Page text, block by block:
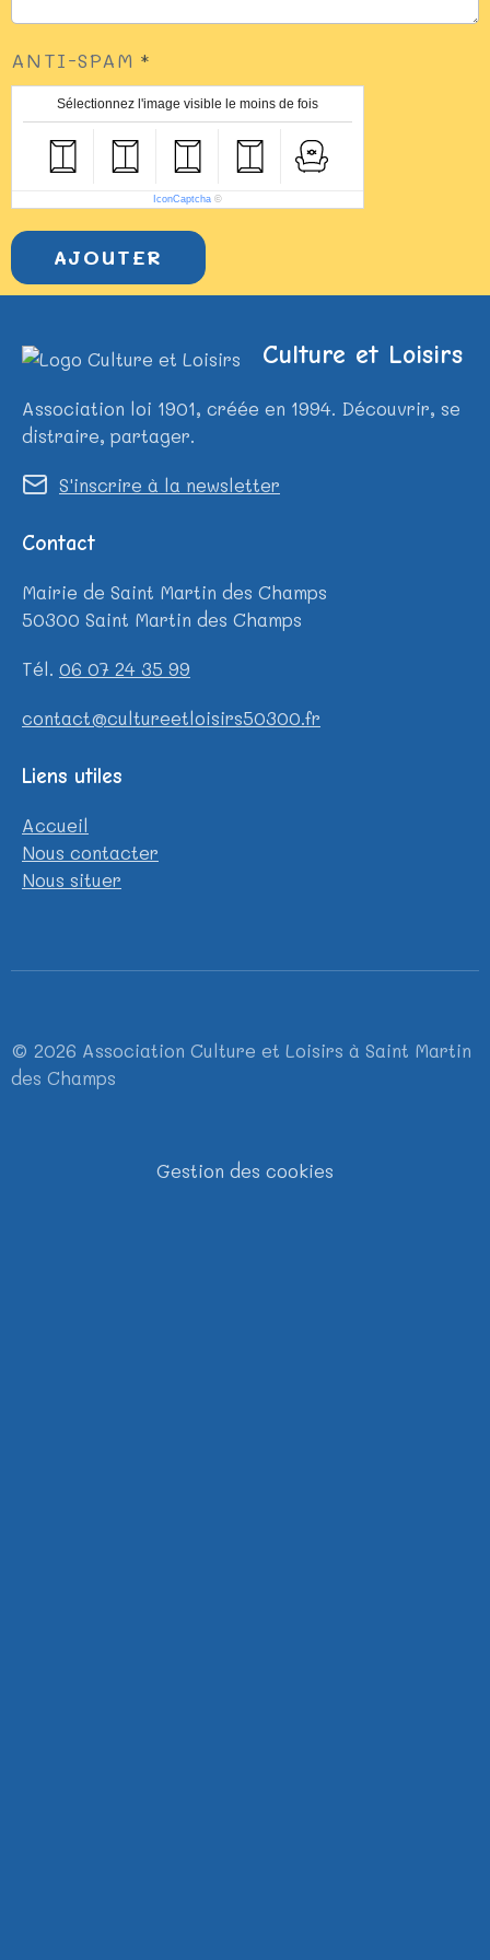
ANTI-SPAM
Sélectionnez l'image visible le moins de fois
IconCaptcha ©
AJOUTER
Culture et Loisirs
Association loi 1901, créée en 1994. Découvrir, se
distraire, partager.
S'inscrire à la newsletter
Contact
Mairie de Saint Martin des Champs
50300 Saint Martin des Champs
Tél. 06 07 24 35 99
contact@cultureetloisirs50300.fr
Liens utiles
Accueil
Nous contacter
Nous situer
© 2026 Association Culture et Loisirs à Saint Martin
des Champs
Gestion des cookies